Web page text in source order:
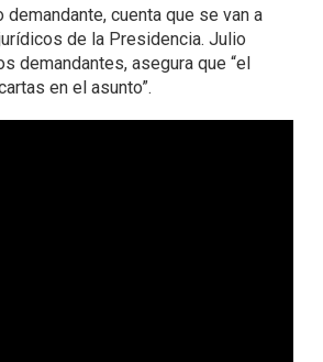
cuenta que se van a
de la Presidencia. Julio
demandantes, asegura que “el
en el asunto”.